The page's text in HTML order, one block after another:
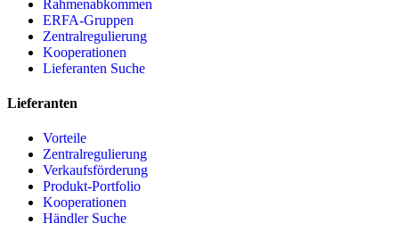
Rahmenabkommen
ERFA-Gruppen
Zentralregulierung
Kooperationen
Lieferanten Suche
Lieferanten
Vorteile
Zentralregulierung
Verkaufsförderung
Produkt-Portfolio
Kooperationen
Händler Suche